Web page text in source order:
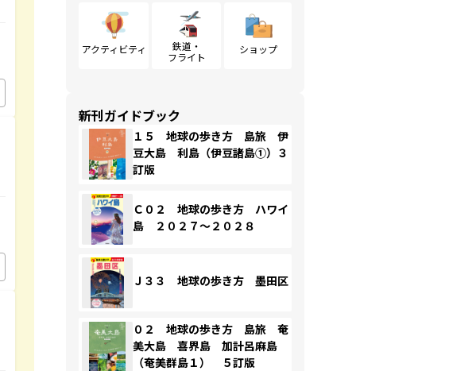
アクティビティ
鉄道・
フライト
ショップ
新刊ガイドブック
１５ 地球の歩き方 島旅 伊
豆大島 利島（伊豆諸島①）３
訂版
Ｃ０２ 地球の歩き方 ハワイ
島 ２０２７～２０２８
Ｊ３３ 地球の歩き方 墨田区
０２ 地球の歩き方 島旅 奄
美大島 喜界島 加計呂麻島
（奄美群島１） ５訂版